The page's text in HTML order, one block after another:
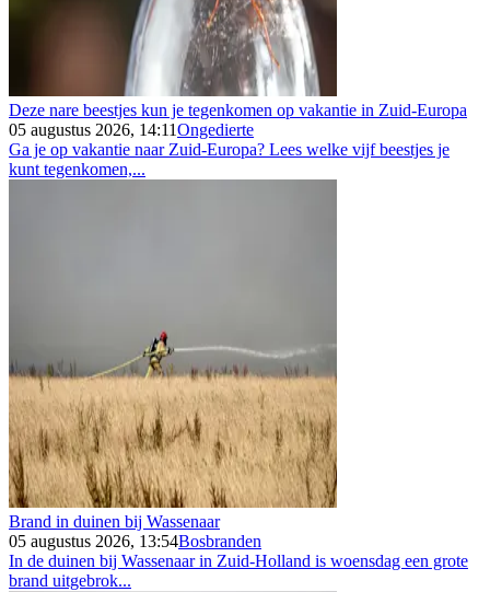
Deze nare beestjes kun je tegenkomen op vakantie in Zuid-Europa
05 augustus 2026, 14:11Ongedierte
Ga je op vakantie naar Zuid-Europa? Lees welke vijf beestjes je
kunt tegenkomen,...
Brand in duinen bij Wassenaar
05 augustus 2026, 13:54Bosbranden
In de duinen bij Wassenaar in Zuid-Holland is woensdag een grote
brand uitgebrok...